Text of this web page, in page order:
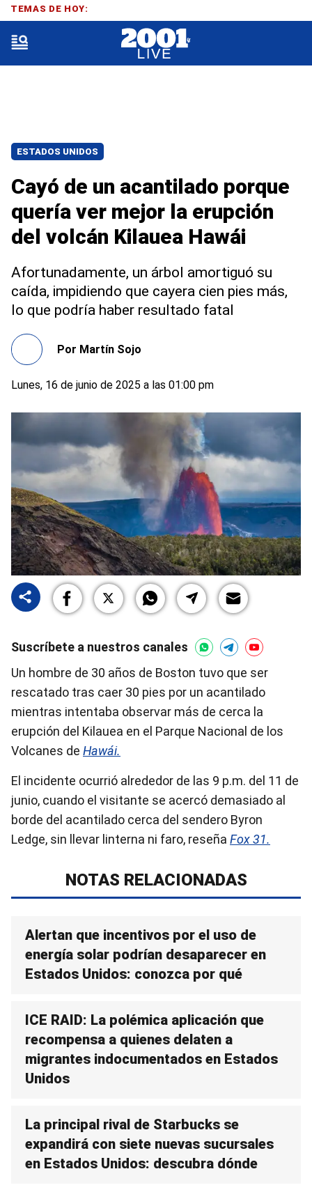
ESTADOS UNIDOS
Cayó de un acantilado porque
quería ver mejor la erupción
del volcán Kilauea Hawái
Afortunadamente, un árbol amortiguó su
caída, impidiendo que cayera cien pies más,
lo que podría haber resultado fatal
Por Martín Sojo
Lunes, 16 de junio de 2025 a las 01:00 pm
Suscríbete a nuestros canales
Un hombre de 30 años de Boston tuvo que ser
rescatado tras caer 30 pies por un acantilado
mientras intentaba observar más de cerca la
erupción del Kilauea en el Parque Nacional de los
Volcanes de Hawái.
El incidente ocurrió alrededor de las 9 p.m. del 11 de
junio, cuando el visitante se acercó demasiado al
borde del acantilado cerca del sendero Byron
Ledge, sin llevar linterna ni faro, reseña Fox 31.
NOTAS RELACIONADAS
Alertan que incentivos por el uso de
energía solar podrían desaparecer en
Estados Unidos: conozca por qué
ICE RAID: La polémica aplicación que
recompensa a quienes delaten a
migrantes indocumentados en Estados
Unidos
La principal rival de Starbucks se
expandirá con siete nuevas sucursales
en Estados Unidos: descubra dónde
TEMAS DE HOY: